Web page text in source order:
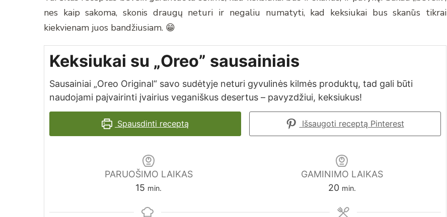
nes kaip sakoma, skonis draugų neturi ir negaliu numatyti, kad keksiukai bus skanūs tikrai
kiekvienam juos bandžiusiam. 😁
Keksiukai su „Oreo” sausainiais
Sausainiai „Oreo Original“ savo sudėtyje neturi gyvulinės kilmės produktų, tad gali būti
naudojami paįvairinti įvairius veganiškus desertus – pavyzdžiui, keksiukus!
Spausdinti receptą Išsaugoti receptą Pinterest
PARUOŠIMO LAIKAS
15 minutes
min.
GAMINIMO LAIKAS
20minutes
min.